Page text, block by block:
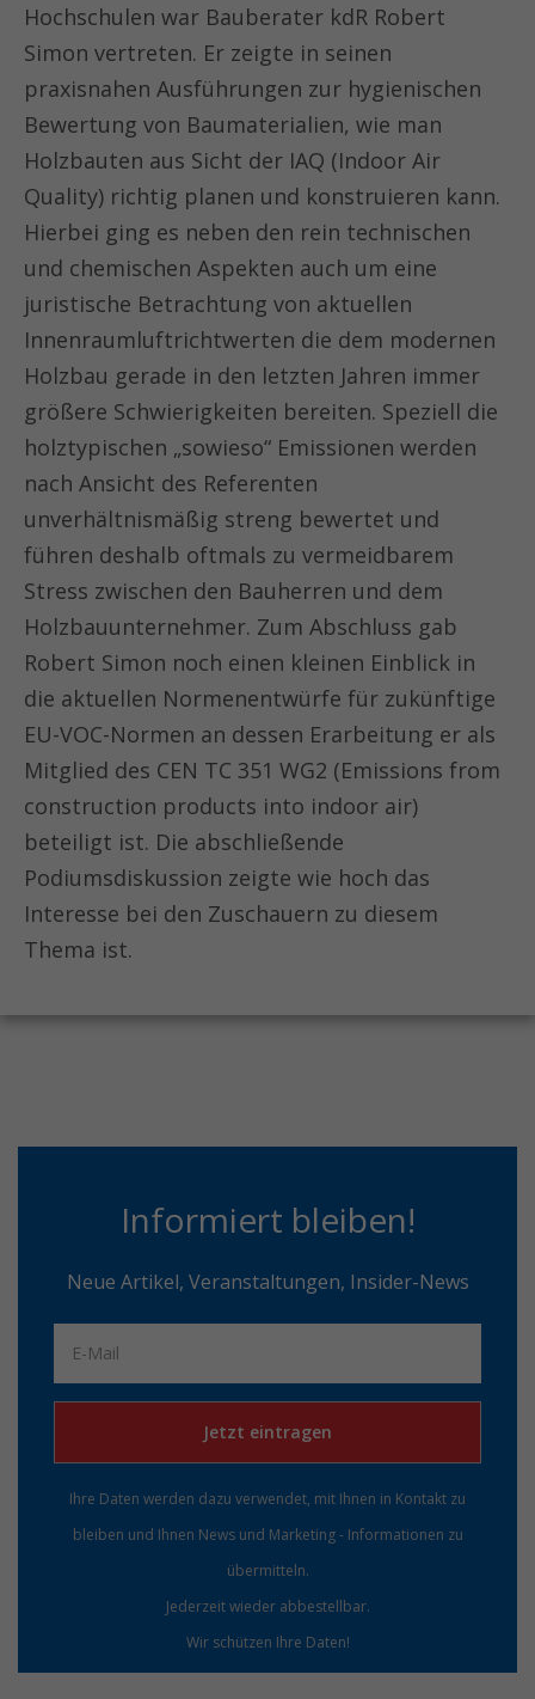
Hochschulen war Bauberater kdR Robert
Simon vertreten. Er zeigte in seinen
praxisnahen Ausführungen zur hygienischen
Bewertung von Baumaterialien, wie man
Holzbauten aus Sicht der IAQ (Indoor Air
Quality) richtig planen und konstruieren kann.
Hierbei ging es neben den rein technischen
und chemischen Aspekten auch um eine
juristische Betrachtung von aktuellen
Innenraumluftrichtwerten die dem modernen
Holzbau gerade in den letzten Jahren immer
größere Schwierigkeiten bereiten. Speziell die
holztypischen „sowieso“ Emissionen werden
nach Ansicht des Referenten
unverhältnismäßig streng bewertet und
führen deshalb oftmals zu vermeidbarem
Stress zwischen den Bauherren und dem
Holzbauunternehmer. Zum Abschluss gab
Robert Simon noch einen kleinen Einblick in
die aktuellen Normenentwürfe für zukünftige
EU-VOC-Normen an dessen Erarbeitung er als
Mitglied des CEN TC 351 WG2 (Emissions from
construction products into indoor air)
beteiligt ist. Die abschließende
Podiumsdiskussion zeigte wie hoch das
Interesse bei den Zuschauern zu diesem
Thema ist.
Informiert bleiben!
Neue Artikel, Veranstaltungen, Insider-News
Jetzt eintragen
Ihre Daten werden dazu verwendet, mit Ihnen in Kontakt zu
bleiben und Ihnen News und Marketing - Informationen zu
übermitteln.
Jederzeit wieder abbestellbar.
Wir schützen Ihre Daten!